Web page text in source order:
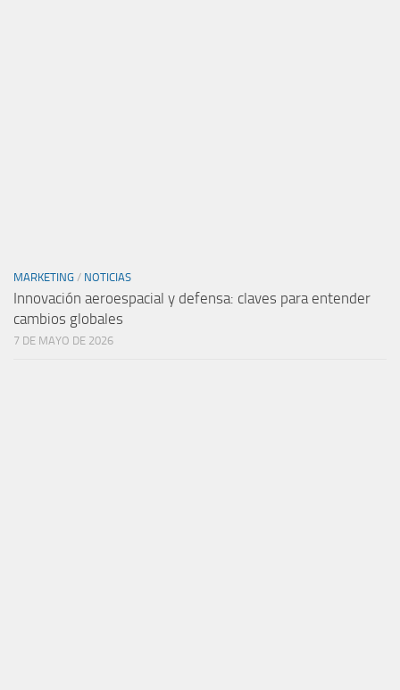
MARKETING / NOTICIAS
Innovación aeroespacial y defensa: claves para entender
cambios globales
7 DE MAYO DE 2026